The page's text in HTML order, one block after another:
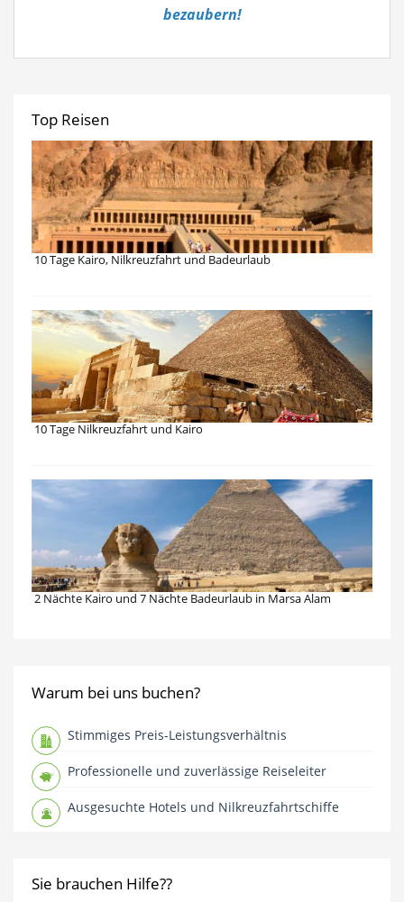
bezaubern!
Top Reisen
10 Tage Kairo, Nilkreuzfahrt und Badeurlaub
10 Tage Nilkreuzfahrt und Kairo
2 Nächte Kairo und 7 Nächte Badeurlaub in Marsa Alam
Warum bei uns buchen?
Stimmiges Preis-Leistungsverhältnis
Professionelle und zuverlässige Reiseleiter
Ausgesuchte Hotels und Nilkreuzfahrtschiffe
Sie brauchen Hilfe??